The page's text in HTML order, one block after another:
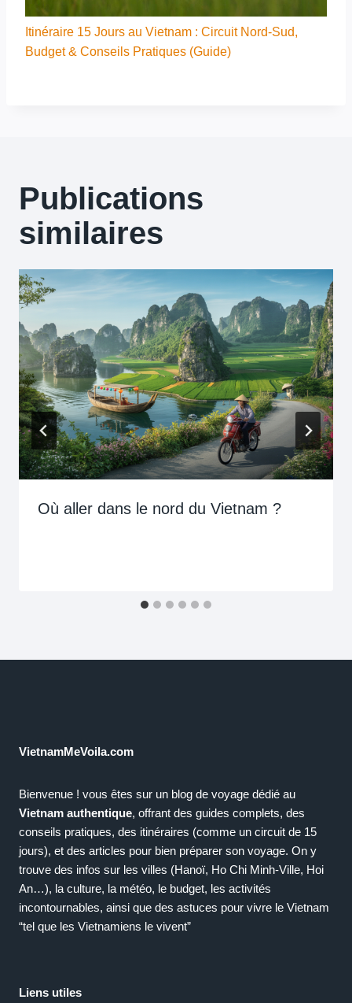
Itinéraire 15 Jours au Vietnam : Circuit Nord-Sud,
Budget & Conseils Pratiques (Guide)
Publications
similaires
Où aller dans le nord du Vietnam ?
VietnamMeVoila.com
Bienvenue ! vous êtes sur un blog de voyage dédié au
Vietnam authentique, offrant des guides complets, des
conseils pratiques, des itinéraires (comme un circuit de 15
jours), et des articles pour bien préparer son voyage. On y
trouve des infos sur les villes (Hanoï, Ho Chi Minh-Ville, Hoi
An…), la culture, la météo, le budget, les activités
incontournables, ainsi que des astuces pour vivre le Vietnam
“tel que les Vietnamiens le vivent”
Liens utiles